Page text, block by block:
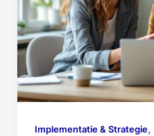
Implementatie & Strategie,